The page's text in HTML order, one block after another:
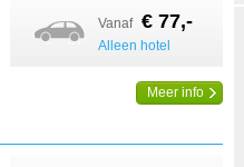
Vanaf € 77,-
Alleen hotel
Meer info